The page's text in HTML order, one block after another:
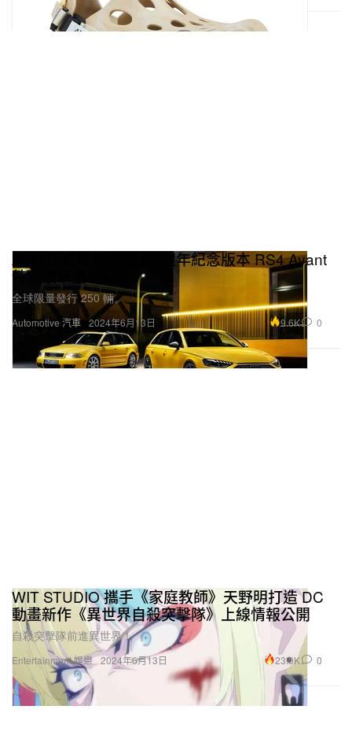
Automotive 汽車
Audi 正式發表全新 25 週年紀念版本 RS4 Avant
特別版車型
全球限量發行 250 輛。
2024年6月13日 9.6K 0
Entertainment 娛樂
WIT STUDIO 攜手《家庭教師》天野明打造 DC
動畫新作《異世界自殺突擊隊》上線情報公開
自殺突擊隊前進異世界！
2024年6月13日 23.0K 0